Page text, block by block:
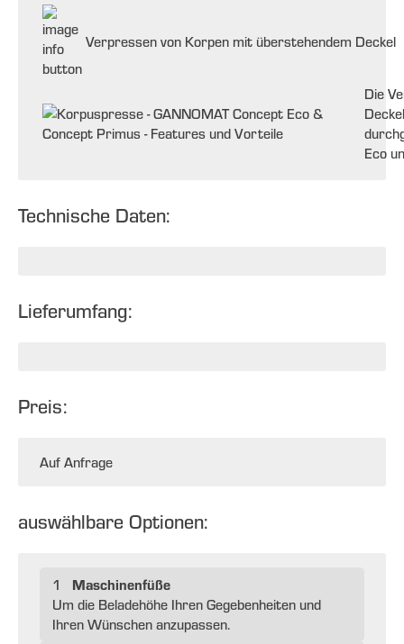
Verpressen von Korpen mit überstehendem Deckel
Die
Eco
Technische Daten:
Lieferumfang:
Preis:
Auf Anfrage
auswählbare Optionen:
1 Maschinenfüße
Um die Beladehöhe Ihren Gegebenheiten und
Ihren Wünschen anzupassen.